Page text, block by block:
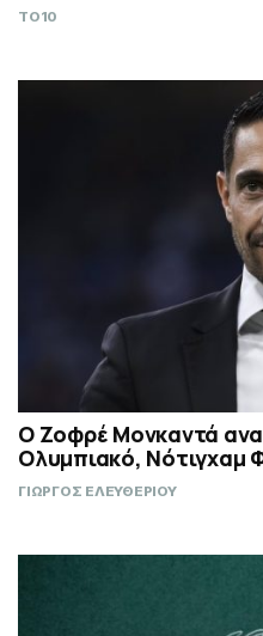
TO10
Ο Ζοφρέ Μονκαντά
Ολυμπιακό, Νότιγχαμ
ΓΙΩΡΓΟΣ ΕΛΕΥΘΕΡΙΟΥ